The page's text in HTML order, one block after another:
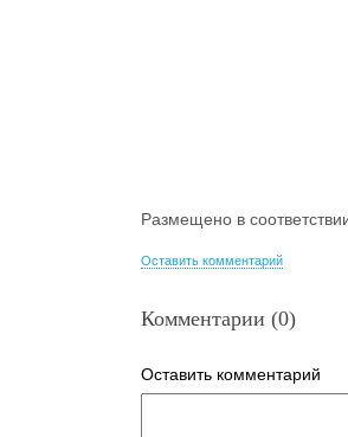
Размещено в
Оставить комментарий
Комментарии (0)
Оставить комментарий